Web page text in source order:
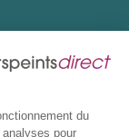
du
pour
légales